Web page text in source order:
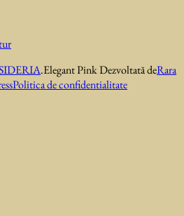
.Elegant PinkDezvoltată deRara
Politica de confidentialitate